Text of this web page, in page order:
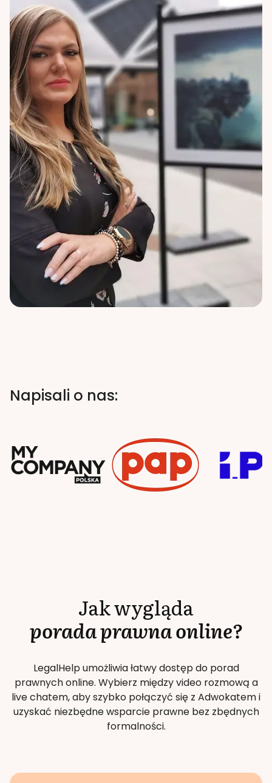
Napisali o nas:
Jak wygląda
porada prawna online?
LegalHelp umożliwia łatwy dostęp do porad
prawnych online. Wybierz między video rozmową a
live chatem, aby szybko połączyć się z Adwokatem i
uzyskać niezbędne wsparcie prawne bez zbędnych
formalności.